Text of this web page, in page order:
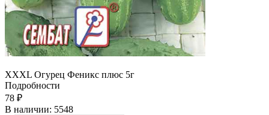
ХХХL Огурец Феникс плюс 5г
Подробности
78 ₽
В наличии: 5548